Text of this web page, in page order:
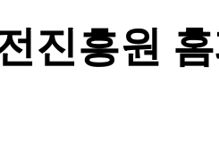
진흥원